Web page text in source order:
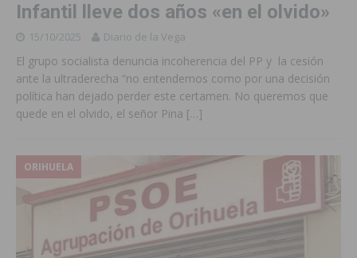
Infantil lleve dos años «en el olvido»
15/10/2025 Diario de la Vega
El grupo socialista denuncia incoherencia del PP y la cesión
ante la ultraderecha “no entendemos como por una decisión
política han dejado perder este certamen. No queremos que
quede en el olvido, el señor Pina […]
ORIHUELA